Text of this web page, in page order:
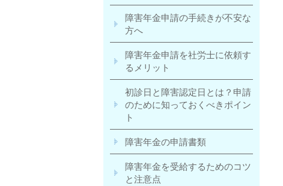
障害年金申請の手続きが不安な
方へ
障害年金申請を社労士に依頼す
るメリット
初診日と障害認定日とは？申請
のために知っておくべきポイン
ト
障害年金の申請書類
障害年金を受給するためのコツ
と注意点